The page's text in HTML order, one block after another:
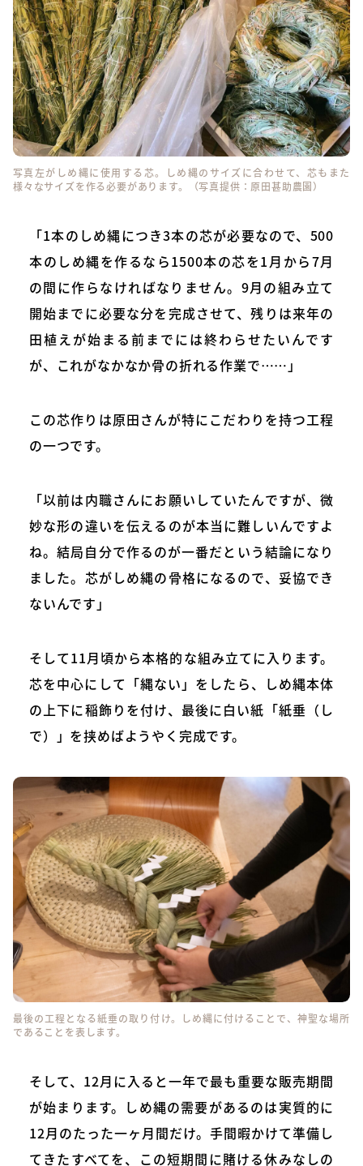
写真左がしめ縄に使用する芯。しめ縄のサイズに合わせて、芯もまた
様々なサイズを作る必要があります。（写真提供：原田甚助農園）
「1本のしめ縄につき3本の芯が必要なので、500
本のしめ縄を作るなら1500本の芯を1月から7月
の間に作らなければなりません。9月の組み立て
開始までに必要な分を完成させて、残りは来年の
田植えが始まる前までには終わらせたいんです
が、これがなかなか骨の折れる作業で……」
この芯作りは原田さんが特にこだわりを持つ工程
の一つです。
「以前は内職さんにお願いしていたんですが、微
妙な形の違いを伝えるのが本当に難しいんですよ
ね。結局自分で作るのが一番だという結論になり
ました。芯がしめ縄の骨格になるので、妥協でき
ないんです」
そして11月頃から本格的な組み立てに入ります。
芯を中心にして「縄ない」をしたら、しめ縄本体
の上下に稲飾りを付け、最後に白い紙「紙垂（し
で）」を挟めばようやく完成です。
最後の工程となる紙垂の取り付け。しめ縄に付けることで、神聖な場所
であることを表します。
そして、12月に入ると一年で最も重要な販売期間
が始まります。しめ縄の需要があるのは実質的に
12月のたった一ヶ月間だけ。手間暇かけて準備し
てきたすべてを、この短期間に賭ける休みなしの